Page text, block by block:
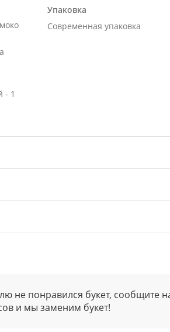
- 1
Упаковка
Современная упаковка
не понравился букет, сообщите
и мы заменим букет!